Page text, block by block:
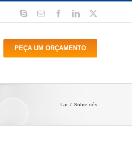
SkypeE-
mail
FacebookLinkedIn
PEÇA UM ORÇAMENTO
Lar Sobre nós